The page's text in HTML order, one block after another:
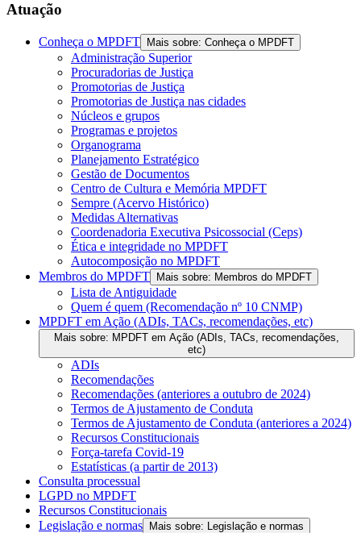
Atuação
Conheça o MPDFT Mais sobre: Conheça o MPDFT
Administração Superior
Procuradorias de Justiça
Promotorias de Justiça
Promotorias de Justiça nas cidades
Núcleos e grupos
Programas e projetos
Organograma
Planejamento Estratégico
Gestão de Documentos
Centro de Cultura e Memória MPDFT
Sempre (Acervo Histórico)
Medidas Alternativas
Coordenadoria Executiva Psicossocial (Ceps)
Ética e integridade no MPDFT
Autocomposição no MPDFT
Membros do MPDFT
Mais sobre: Membros do MPDFT
Lista de Antiguidade
Quem é quem (Recomendação nº 10 CNMP)
MPDFT em Ação (ADIs, TACs, recomendações, etc)
Mais sobre: MPDFT em Ação (ADIs, TACs, recomendações,
etc)
ADIs
Recomendações
Recomendações (anteriores a outubro de 2024)
Termos de Ajustamento de Conduta
Termos de Ajustamento de Conduta (anteriores a 2024)
Recursos Constitucionais
Força-tarefa Covid-19
Estatísticas (a partir de 2013)
Consulta processual
LGPD no MPDFT
Recursos Constitucionais
Legislação e normas
Mais sobre: Legislação e normas